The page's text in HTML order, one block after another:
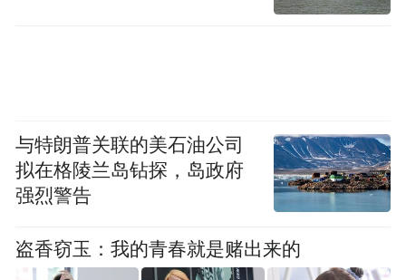
与特朗普关联的美石油公司
拟在格陵兰岛钻探，岛政府
强烈警告
盗香窃玉：我的青春就是赌出来的